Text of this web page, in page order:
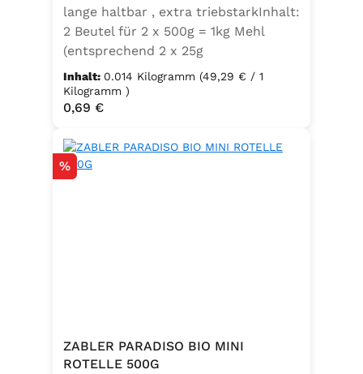
lange haltbar , extra triebstarkInhalt:
2 Beutel für 2 x 500g = 1kg Mehl
(entsprechend 2 x 25g
Frischhefe)Zutaten: Trockenbackhefe
, Emulgator E491 (Unter
Schutzatmosphäre verpackt)
Inhalt: 0.014 Kilogramm (49,29 € / 1
Kilogramm )
Regulärer Preis:
0,69 €
Rabatt
%
ZABLER PARADISO BIO MINI
ROTELLE 500G